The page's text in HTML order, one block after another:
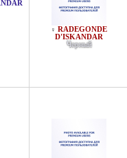
♀ RADEGONDE
D'ISKANDAR
Черный